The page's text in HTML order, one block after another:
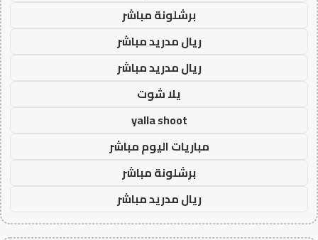
برشلونة مباشر
ريال مدريد مباشر
ريال مدريد مباشر
يلا شوت
yalla shoot
مباريات اليوم مباشر
برشلونة مباشر
ريال مدريد مباشر